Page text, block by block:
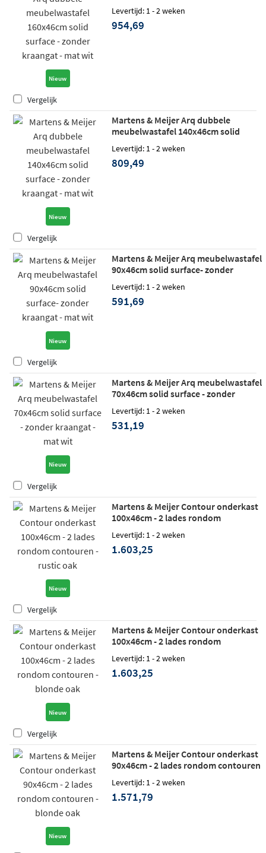
Nieuw
Levertijd: 1 - 2 weken
954,69
Vergelijk
Nieuw
Martens & Meijer Arq dubbele
meubelwastafel 140x46cm solid
surface - zonder kraangat - mat wit
Levertijd: 1 - 2 weken
809,49
Vergelijk
Nieuw
Martens & Meijer Arq meubelwastafel
90x46cm solid surface- zonder
kraangat - mat wit
Levertijd: 1 - 2 weken
591,69
Vergelijk
Nieuw
Martens & Meijer Arq meubelwastafel
70x46cm solid surface - zonder
Levertijd: 1 - 2 weken
531,19
Vergelijk
Nieuw
Martens & Meijer Contour onderkast
100x46cm - 2 lades rondom
Levertijd: 1 - 2 weken
1.603,25
Vergelijk
Nieuw
Martens & Meijer Contour onderkast
100x46cm - 2 lades rondom
contouren - blonde oak
Levertijd: 1 - 2 weken
1.603,25
Vergelijk
Nieuw
Martens & Meijer Contour onderkast
90x46cm - 2 lades rondom contouren
- blonde oak
Levertijd: 1 - 2 weken
1.571,79